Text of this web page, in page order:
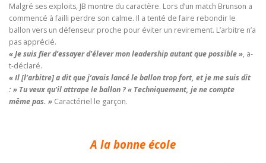
Malgré ses exploits, JB montre du caractère. Lors d’un match Brunson a
commencé à failli perdre son calme. Il a tenté de faire rebondir le
ballon vers un défenseur proche pour éviter un revirement. L’arbitre n’a
pas apprécié.
« Je suis fier d’essayer d’élever mon leadership autant que possible », a-
t-déclaré.
« Il [l’arbitre] a dit que j’avais lancé le ballon trop fort, et je me suis dit
: » Tu veux qu’il attrape le ballon ? « Techniquement, je ne compte
même pas. » Caractériel le garçon.
A la bonne école